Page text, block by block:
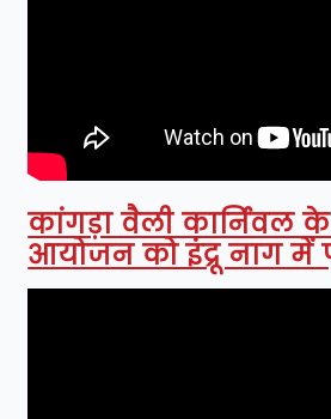
कांगड़ा वैली कार्निवल
आयोजन को इंद्रू नाग में